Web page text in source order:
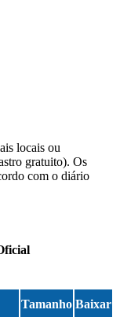
locais ou
gratuito). Os
com o diário
Tamanho Baixar